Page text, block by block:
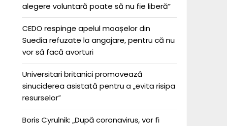
alegere voluntară poate să nu fie liberă”
CEDO respinge apelul moașelor din
Suedia refuzate la angajare, pentru că nu
vor să facă avorturi
Universitari britanici promovează
sinuciderea asistată pentru a „evita risipa
resurselor”
Boris Cyrulnik: „După coronavirus, vor fi